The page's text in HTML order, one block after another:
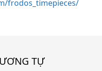
frodos_timepieces/
TỰ